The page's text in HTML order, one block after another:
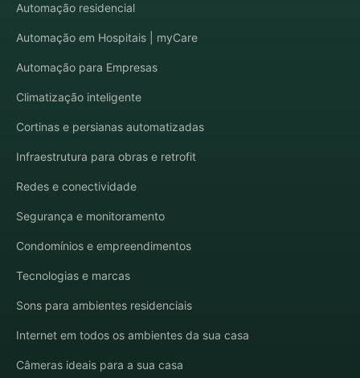
Automação residencial
Automação em Hospitais | myCare
Automação para Empresas
Climatização inteligente
Cortinas e persianas automatizadas
Infraestrutura para obras e retrofit
Redes e conectividade
Segurança e monitoramento
Condomínios e empreendimentos
Tecnologias e marcas
Sons para ambientes residenciais
Internet em todos os ambientes da sua casa
Câmeras ideais para a sua casa